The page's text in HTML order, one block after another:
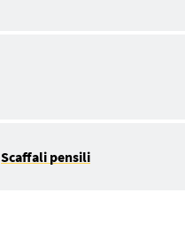
Scaffali pensili